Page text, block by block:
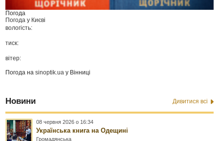
Погода
Погода у Києві
вологість:
тиск:
вітер:
Погода наsinoptik.ua у Вінниці
Новини Дивитися всі
08 червня 2026 о 16:34
Українська книга на Одещині
Громадянська